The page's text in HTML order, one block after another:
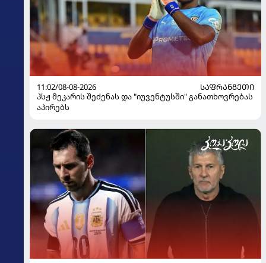
11:02/08-08-2026
ᲡᲐᲤᲠᲐᲜᲒᲔᲗᲘ
პსჟ მეკარის შეძენას და "იუვენტუსში" განათხოვრებას
აპირებს